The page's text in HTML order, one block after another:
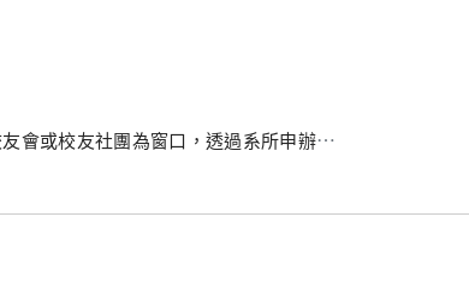
會或校友社團為窗口，透過系所申辦活動